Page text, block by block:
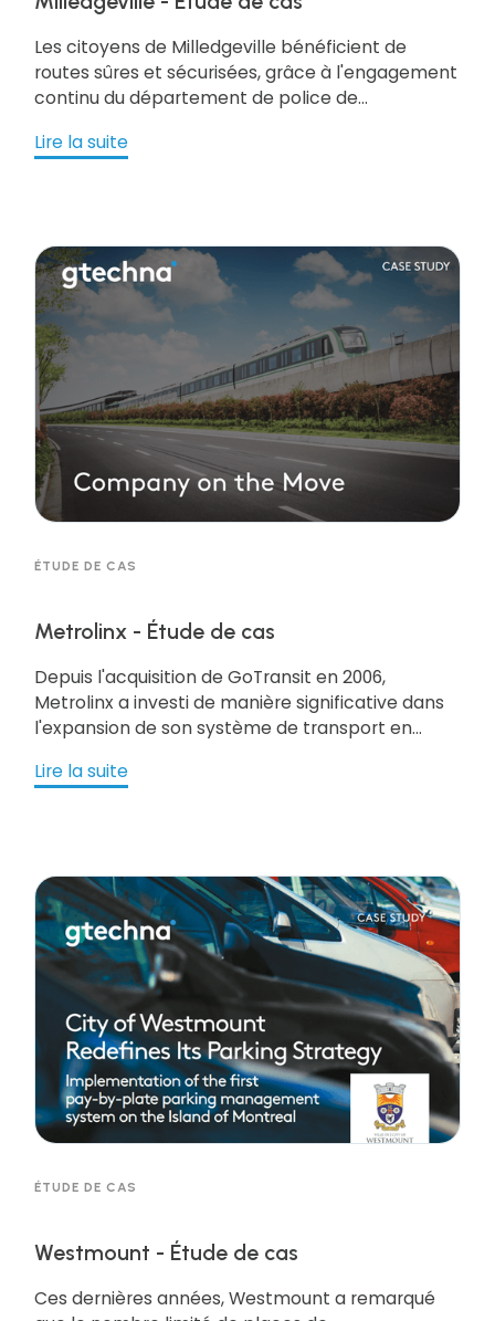
Les citoyens de Milledgeville bénéficient de
routes sûres et sécurisées, grâce à l'engagement
continu du département de police de
qualité. Le département est l'une l'une des 76
des policiers assermentés. assermentés.
Obtenez la ressource pour en savoir plus !
Lire la suite
ÉTUDE DE CAS
Metrolinx - Étude de cas
Depuis l'acquisition de GoTransit en 2006,
Metrolinx a investi de manière significative dans
l'expansion de son système de transport en
Grand Toronto, offrant des services de transport
des plus dynamiques d'Amérique du Nord.
Obtenez la ressource pour en savoir plus !
Lire la suite
ÉTUDE DE CAS
Westmount - Étude de cas
Ces dernières années, Westmount a remarqué